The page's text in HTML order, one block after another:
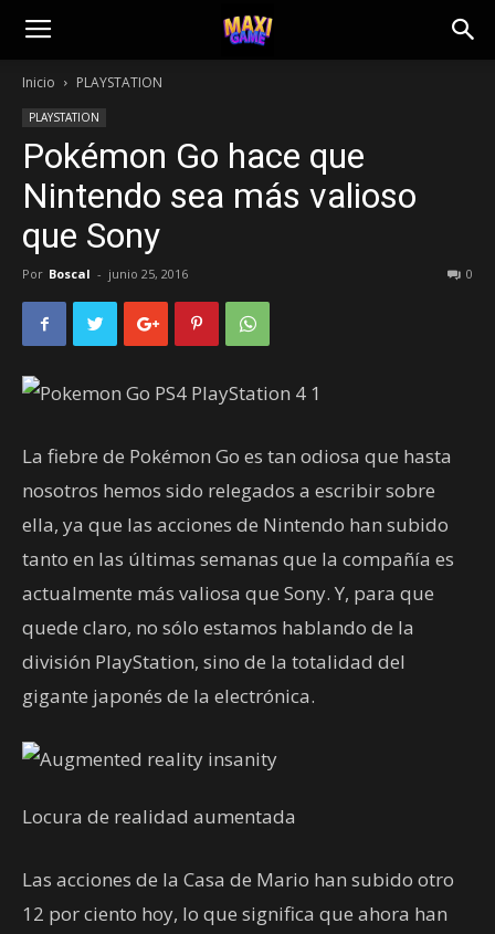
Inicio PLAYSTATION
PLAYSTATION
Pokémon Go hace que
Nintendo sea más valioso
que Sony
Por Boscal - junio 25, 2016 0
La fiebre de Pokémon Go es tan odiosa que hasta
nosotros hemos sido relegados a escribir sobre
ella, ya que las acciones de Nintendo han subido
tanto en las últimas semanas que la compañía es
actualmente más valiosa que Sony. Y, para que
quede claro, no sólo estamos hablando de la
división PlayStation, sino de la totalidad del
gigante japonés de la electrónica.
Locura de realidad aumentada
Las acciones de la Casa de Mario han subido otro
12 por ciento hoy, lo que significa que ahora han